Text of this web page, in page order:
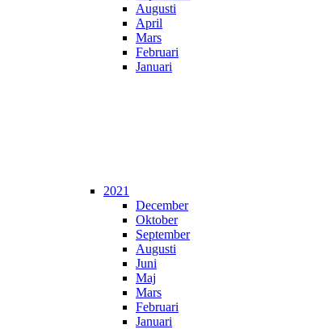
Augusti
April
Mars
Februari
Januari
2021
December
Oktober
September
Augusti
Juni
Maj
Mars
Februari
Januari